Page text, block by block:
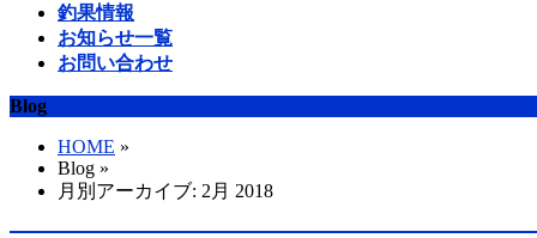
釣果情報
お知らせ一覧
お問い合わせ
Blog
HOME »
Blog »
月別アーカイブ: 2月 2018